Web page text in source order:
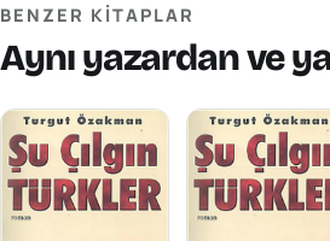
BENZER KITAPLAR
Aynı yazardan ve